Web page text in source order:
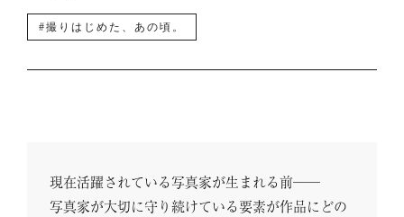
#撮りはじめた、あの頃。
現在活躍されている写真家が生まれる前──
写真家が大切に守り続けている要素が作品にどの